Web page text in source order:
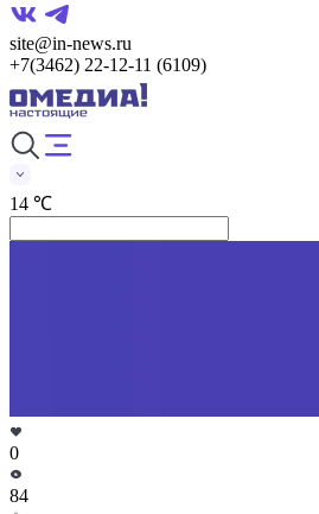
site@in-news.ru
+7(3462) 22-12-11 (6109)
14 ℃
0
84